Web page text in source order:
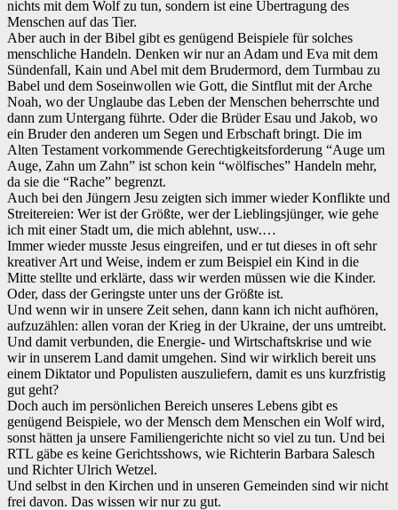
nichts mit dem Wolf zu tun, sondern ist eine Übertragung des
Menschen auf das Tier.
‌Aber auch in der Bibel gibt es genügend Beispiele für solches
menschliche Handeln. Denken wir nur an Adam und Eva mit dem
Sündenfall, Kain und Abel mit dem Brudermord, dem Turmbau zu
Babel und dem Soseinwollen wie Gott, die Sintflut mit der Arche
Noah, wo der Unglaube das Leben der Menschen beherrschte und
dann zum Untergang führte. Oder die Brüder Esau und Jakob, wo
ein Bruder den anderen um Segen und Erbschaft bringt. Die im
Alten Testament vorkommende Gerechtigkeitsforderung “Auge um
Auge, Zahn um Zahn” ist schon kein “wölfisches” Handeln mehr,
da sie die “Rache” begrenzt.
‌Auch bei den Jüngern Jesu zeigten sich immer wieder Konflikte und
Streitereien: Wer ist der Größte, wer der Lieblingsjünger, wie gehe
ich mit einer Stadt um, die mich ablehnt, usw.…
‌Immer wieder musste Jesus eingreifen, und er tut dieses in oft sehr
kreativer Art und Weise, indem er zum Beispiel ein Kind in die
Mitte stellte und erklärte, dass wir werden müssen wie die Kinder.
Oder, dass der Geringste unter uns der Größte ist.
‌Und wenn wir in unsere Zeit sehen, dann kann ich nicht aufhören,
aufzuzählen: allen voran der Krieg in der Ukraine, der uns umtreibt.
Und damit verbunden, die Energie- und Wirtschaftskrise und wie
wir in unserem Land damit umgehen. Sind wir wirklich bereit uns
einem Diktator und Populisten auszuliefern, damit es uns kurzfristig
gut geht?
‌Doch auch im persönlichen Bereich unseres Lebens gibt es
genügend Beispiele, wo der Mensch dem Menschen ein Wolf wird,
sonst hätten ja unsere Familiengerichte nicht so viel zu tun. Und bei
RTL gäbe es keine Gerichtsshows, wie Richterin Barbara Salesch
und Richter Ulrich Wetzel.
‌Und selbst in den Kirchen und in unseren Gemeinden sind wir nicht
frei davon. Das wissen wir nur zu gut.